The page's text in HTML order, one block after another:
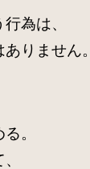
為は、
りません。
。